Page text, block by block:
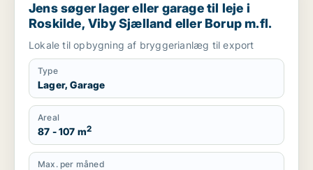
Jens søger lager eller garage til leje i
Roskilde, Viby Sjælland eller Borup m.fl.
Lokale til opbygning af bryggerianlæg til export
Type
Lager, Garage
Areal
87 - 107 m2
Max. per måned